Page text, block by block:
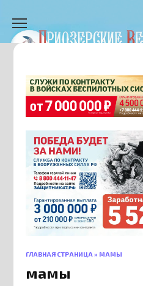
содержанию
ГЛАВНАЯ СТРАНИЦА » МАМЫ
мамы